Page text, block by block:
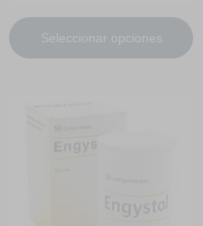
Seleccionar opciones